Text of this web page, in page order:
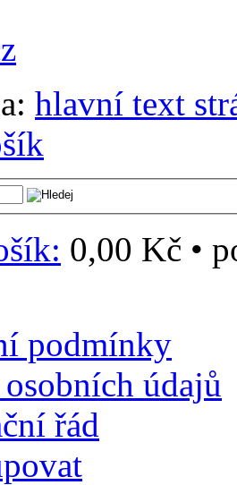
hlavní text
0,00 Kč •
podmínky
údajů
řád